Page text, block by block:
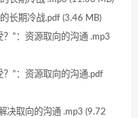
长期冷战.pdf (3.46 MB)
”：资源取向的沟通 .mp3
”：资源取向的沟通.pdf
决取向的沟通 .mp3 (9.72